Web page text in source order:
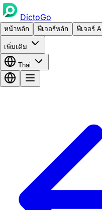
DictoGo
หน้าหลัก ฟีเจอร์หลัก ฟีเจอร์ AI
เพิ่มเติม
Thai